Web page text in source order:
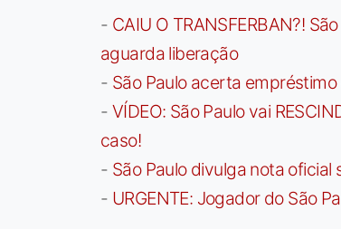
- CAIU O TRANSFERBAN?!
aguarda liberação
- São Paulo acerta
- VÍDEO: São Paulo vai
caso!
- São Paulo divulga nota
- URGENTE: Jogador do São